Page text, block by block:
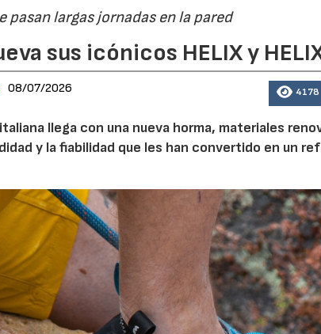
pasan largas jornadas en la pared
sus icónicos HELIX y
08/07/2026 4178
llega con una nueva horma, materiales
y la fiabilidad que les han convertido en un